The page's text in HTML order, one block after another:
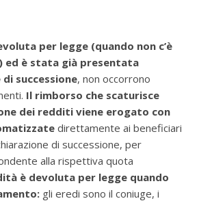
per legge (quando non c’è
ed è stata già presentata
successione, non occorrono
Il rimborso che scaturisce
dei redditi viene erogato con
direttamente ai beneficiari
di successione, per
alla rispettiva quota
è devoluta per legge quando
gli eredi sono il coniuge, i